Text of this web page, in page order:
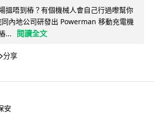
搵唔到樁？有個機械人會自己行過嚟幫你
內地公司研發出 Powerman 移動充電機
...
閱讀全文
分享
安